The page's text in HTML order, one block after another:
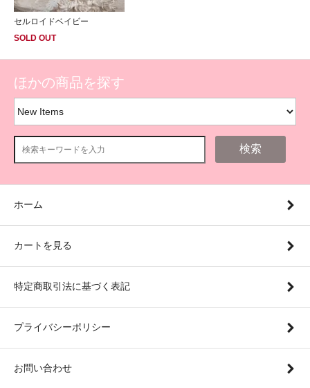
セルロイドベイビー
SOLD OUT
ほかの商品を探す
検索
ホーム
カートを見る
特定商取引法に基づく表記
プライバシーポリシー
お問い合わせ